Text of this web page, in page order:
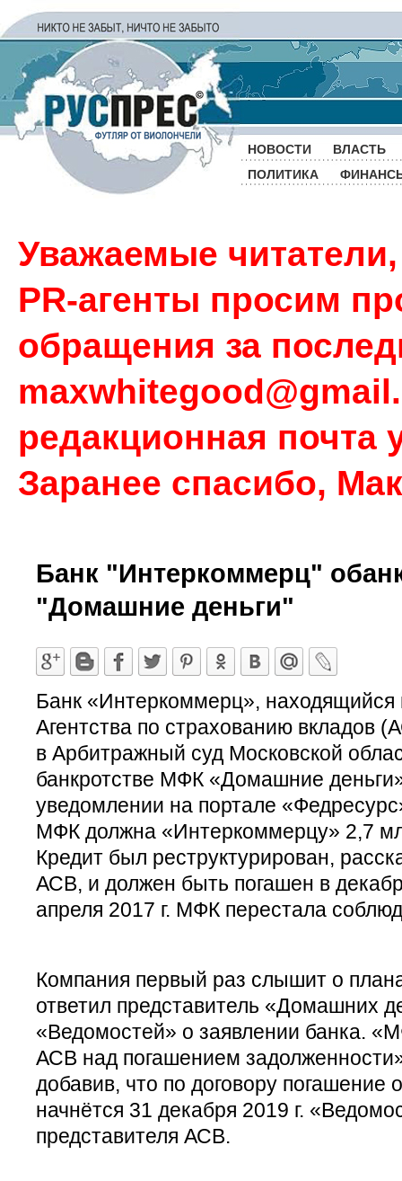
НОВОСТИ
ВЛАСТЬ
ПОЛИТИКА
Уважаемые
PR-агенты просим
обращения за
редакционная почта
Заранее спасибо,
Банк "Интеркоммерц"
"Домашние деньги"
Банк «Интеркоммерц», находящийся
Агентства по страхованию вкладов
в Арбитражный суд Московской
банкротстве МФК «Домашние
уведомлении на портале
МФК должна «Интеркоммерцу» 2,7
Кредит был реструктурирован,
АСВ, и должен быть погашен в
апреля 2017 г. МФК перестала
Компания первый раз слышит о
ответил представитель «Домашних
«Ведомостей» о заявлении банка.
АСВ над погашением
добавив, что по договору погашение
начнётся 31 декабря 2019 г.
представителя АСВ.